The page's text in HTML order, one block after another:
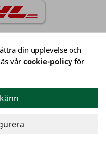
din upplevelse och
vår cookie-policy för